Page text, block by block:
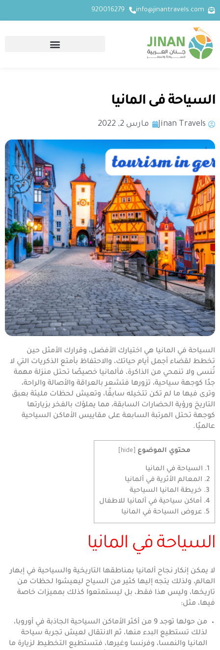
info@jinantravels.com
920016279
السياحة فى المانيا
Jinan Travels مارس 2, 2022
السياحة في المانيا هي اختيارك الأفضل، وقرارك الأمثل حين
تخطط لقضاء أجمل أيام حياتك، والاحتفاظ بأمتع الذكريات التي لا
تُنسى ولا تنمحي من الذاكرة، فألمانيا خصيصًا تحتل منزلة مهمة
جدًا كوجهة سياحية، تزورها فتشعر بالعراقة والأصالة والراحة،
وترى فيها ما لم تكن تتخيله سابقًا، وتعيش لحظات مليئة بعبق
التاريخ ورؤية الحضارات السابقة، مما يملؤك بالفخر بزيارتها
كوجهة تحتل المرتبة السابعة على مقاييس الأماكن السياحية
عالميًا.
محتوي الموضوع hide
1. السياحة في المانيا
2. المعالم الأثرية في ألمانيا
3.
خريطة المانيا السياحية
4. أماكن سياحية في ألمانيا للاطفال
5. عروض السياحة في المانيا
السياحة في المانيا
لا يمكن إنكار نجاح ألمانيا بمناطقها التاريخية والسياحية في إبهار
العالم، ولذلك يتجه إليها كثير من السياح ليعيشوا لحظات من
تاريخها، وليس هذا فقط، بل ليستمتعوا كذلك بمميزات خاصة
فيها، مثل:
من حولها توجد 9 من أكثر الأماكن السياحية الجاذبة في أوروبا،
لذلك تستطيع البدء منها، ثم الانتقال لعيش تجربة سياحة
المانيا والنمسا، وفرنسا وغيرها، فتستطيع التخطيط لزيارة ما